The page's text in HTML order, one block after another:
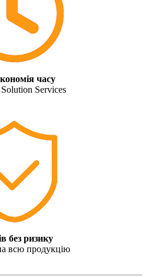
часу
Services
без ризику
всю продукцію